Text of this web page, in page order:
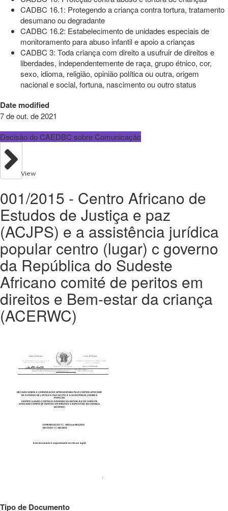
CADBC 16.1: Protegendo a criança contra tortura, tratamento
desumano ou degradante
CADBC 16.2: Estabelecimento de unidades especiais de
monitoramento para abuso infantil e apoio a crianças
CADBC 3: Toda criança com direito a usufruir de direitos e
liberdades, independentemente de raça, grupo étnico, cor,
sexo, idioma, religião, opinião política ou outra, origem
nacional e social, fortuna, nascimento ou outro status
Date modified
7 de out. de 2021
Decisão do CAEDBC sobre Comunicação
View
001/2015 - Centro Africano de
Estudos de Justiça e paz
(ACJPS) e a assistência jurídica
popular centro (lugar) c governo
da República do Sudeste
Africano comité de peritos em
direitos e Bem-estar da criança
(ACERWC)
Tipo de Documento